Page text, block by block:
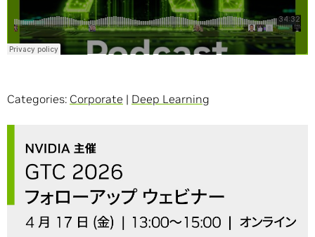
Categories: Corporate | Deep Learning